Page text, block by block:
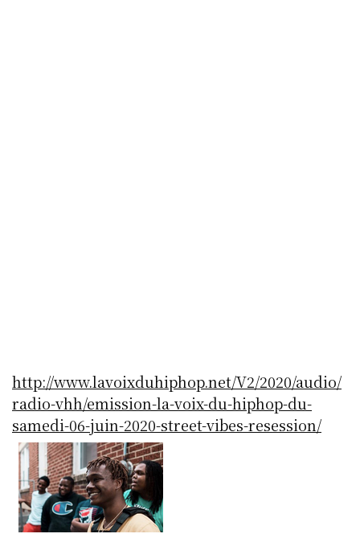
http://www.lavoixduhiphop.net/V2/2020/audio/
radio-vhh/emission-la-voix-du-hiphop-du-
samedi-06-juin-2020-street-vibes-resession/